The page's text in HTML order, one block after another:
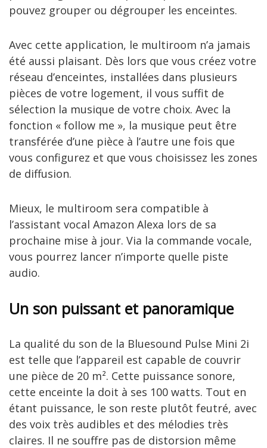
pouvez grouper ou dégrouper les enceintes.
Avec cette application, le multiroom n’a jamais
été aussi plaisant. Dès lors que vous créez votre
réseau d’enceintes, installées dans plusieurs
pièces de votre logement, il vous suffit de
sélection la musique de votre choix. Avec la
fonction « follow me », la musique peut être
transférée d’une pièce à l’autre une fois que
vous configurez et que vous choisissez les zones
de diffusion.
Mieux, le multiroom sera compatible à
l’assistant vocal Amazon Alexa lors de sa
prochaine mise à jour. Via la commande vocale,
vous pourrez lancer n’importe quelle piste
audio.
Un son puissant et panoramique
La qualité du son de la Bluesound Pulse Mini 2i
est telle que l’appareil est capable de couvrir
une pièce de 20 m². Cette puissance sonore,
cette enceinte la doit à ses 100 watts. Tout en
étant puissance, le son reste plutôt feutré, avec
des voix très audibles et des mélodies très
claires. Il ne souffre pas de distorsion même